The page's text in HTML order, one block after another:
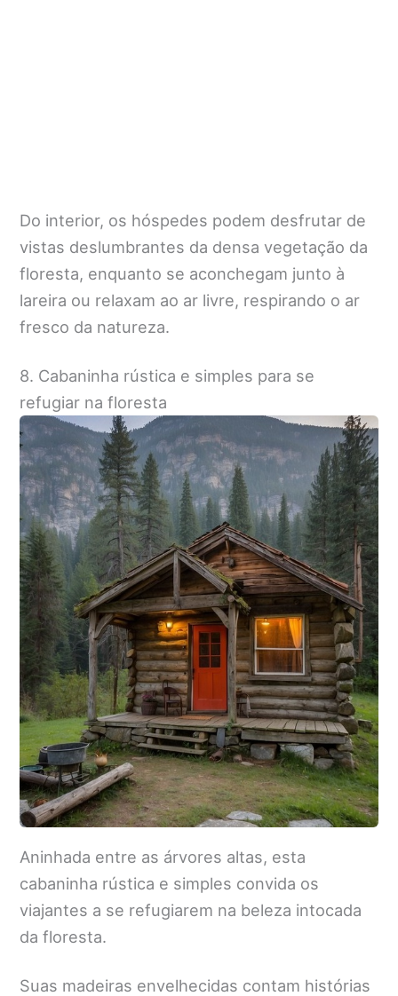
Do interior, os hóspedes podem desfrutar de
vistas deslumbrantes da densa vegetação da
floresta, enquanto se aconchegam junto à
lareira ou relaxam ao ar livre, respirando o ar
fresco da natureza.
8. Cabaninha rústica e simples para se
refugiar na floresta
Aninhada entre as árvores altas, esta
cabaninha rústica e simples convida os
viajantes a se refugiarem na beleza intocada
da floresta.
Suas madeiras envelhecidas contam histórias